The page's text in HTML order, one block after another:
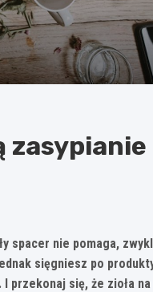
zasypianie
spacer nie pomaga,
sięgniesz po
przekonaj się, że zioła